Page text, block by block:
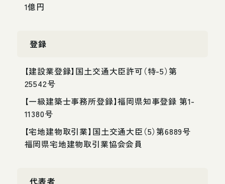
1億円
登録
【建設業登録】国土交通大臣許可（特-5）第
25542号
【一級建築士事務所登録】福岡県知事登録 第1-
11380号
【宅地建物取引業】国土交通大臣（5）第6889号
福岡県宅地建物取引業協会会員
代表者